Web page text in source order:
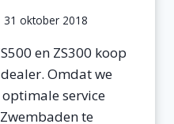
31 oktober 2018
en ZS300 koop
Omdat we
service
te